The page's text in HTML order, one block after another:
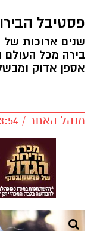
פסטיבל
שנים ארוכות של
בירה מכל העולם
אספן אדוק
מנהל האתר / 13:54 13.10.18